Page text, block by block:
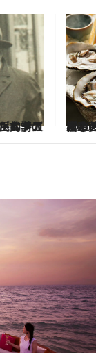
ポルトガル近海が育む極上の海の幸。キリリと冷えた白ワ